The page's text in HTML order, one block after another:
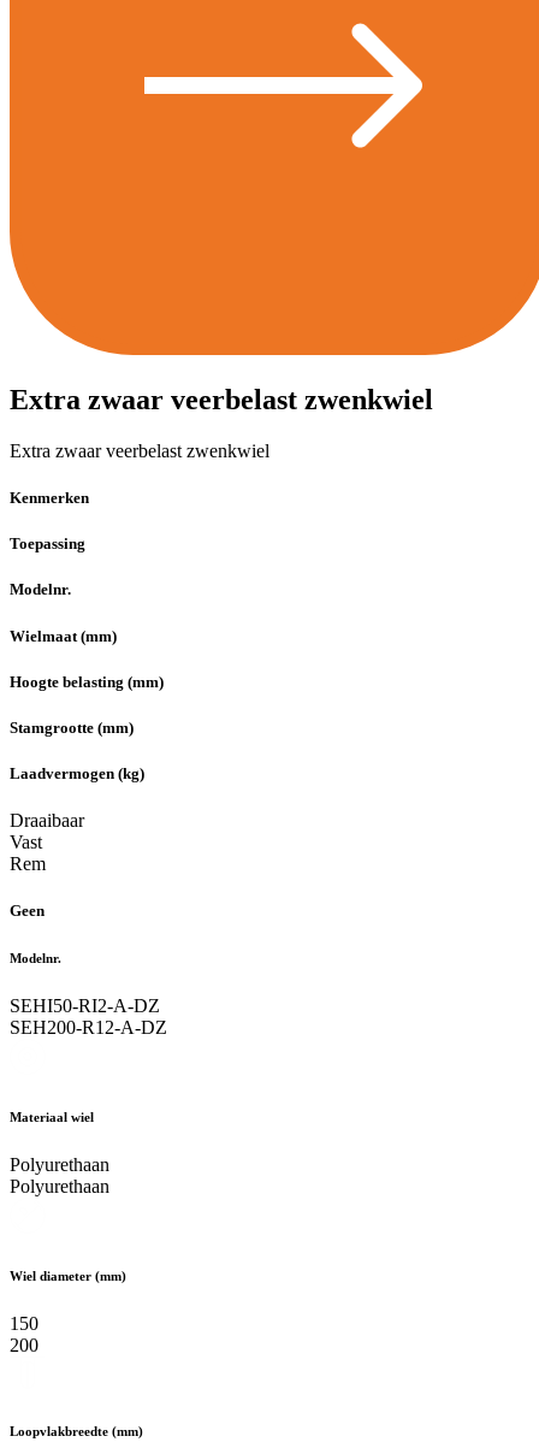
Extra zwaar veerbelast zwenkwiel
Extra zwaar veerbelast zwenkwiel
Kenmerken
Toepassing
Modelnr.
Wielmaat (mm)
Hoogte belasting (mm)
Stamgrootte (mm)
Laadvermogen (kg)
Draaibaar
Vast
Rem
Geen
Modelnr.
SEHI50-RI2-A-DZ
SEH200-R12-A-DZ
Materiaal wiel
Polyurethaan
Polyurethaan
Wiel diameter (mm)
150
200
Loopvlakbreedte (mm)